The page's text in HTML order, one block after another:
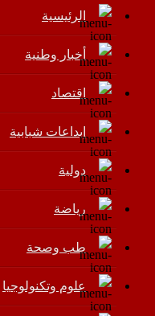
الرئيسية
أخبار وطنية
اقتصاد
إبداعات شبابية
دولية
رياضة
طب وصحة
علوم وتكنولوجيا